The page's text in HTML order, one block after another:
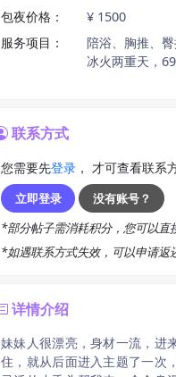
包夜价格：
¥ 1500
服务项目：
陪浴、胸推、
冰火两重天，
联系方式
您需要先登录 ， 才可查看联系
立即登录
没有账号？
*部分帖子需消耗积分，您可以直
*如遇联系方式失效，可以申请
详情介绍
妹妹人很漂亮，身材一流，进
住，就从后面进入主题了一次